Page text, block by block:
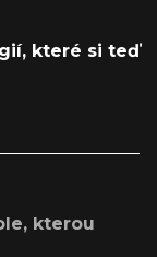
které si teď
kterou